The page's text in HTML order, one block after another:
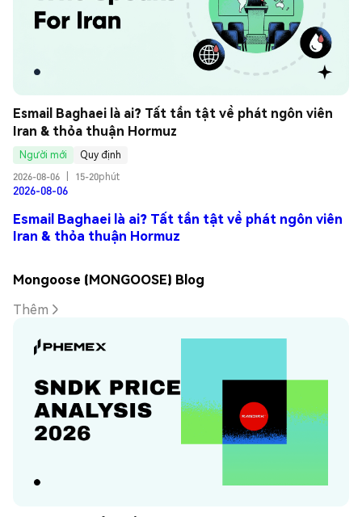
Esmail Baghaei là ai? Tất tần tật về phát ngôn viên
Iran & thỏa thuận Hormuz
Người mới
Quy định
2026-08-06
15-20phút
2026-08-06
Esmail Baghaei là ai? Tất tần tật về phát ngôn viên
Iran & thỏa thuận Hormuz
Mongoose (MONGOOSE) Blog
Thêm